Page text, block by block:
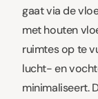
gaat via de
met houten
ruimtes op te
lucht- en
minimaliseert.